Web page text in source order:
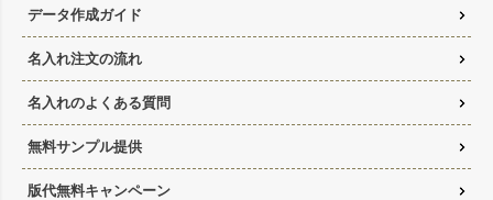
データ作成ガイド
名入れ注文の流れ
名入れのよくある質問
無料サンプル提供
版代無料キャンペーン